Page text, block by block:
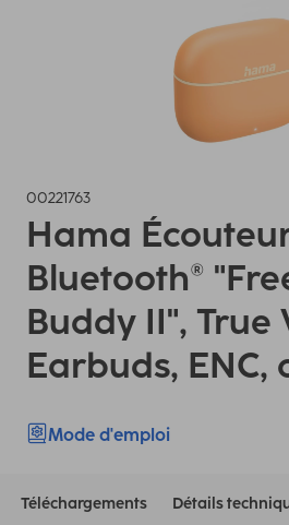
00221763
Hama
Bluetooth®
Buddy II", True
Earbuds, ENC,
Mode d'emploi
Téléchargements Détails